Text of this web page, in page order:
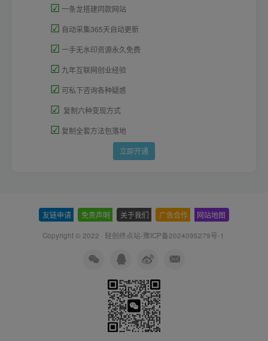
☑ 一条龙搭建同款网站
☑ 自动采集365天自动更新
☑ 一手无水印资源永久免费
☑ 九年互联网创业经验
☑ 可私下咨询各种疑惑
☑ 复制六种变现方式
☑ 复制全套方法包落地
立即开通
友链申请 免责声明 关于我们 广告合作 网站地图
Copyright © 2022 · 轻创终点站-豫ICP备2024095279号-1